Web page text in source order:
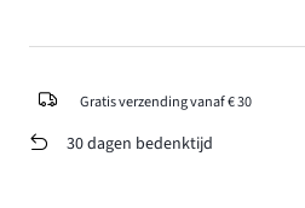
Gratis verzending vanaf € 30
30 dagen bedenktijd